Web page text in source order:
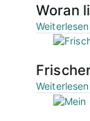
Woran
Weiterlesen
Weiterlesen